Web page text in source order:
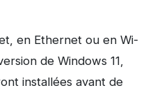
en Ethernet ou en Wi-
de Windows 11,
installées avant de